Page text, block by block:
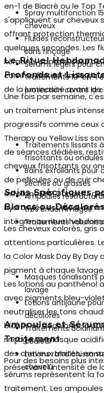
en-1 de Biacrè ou le Top
s'appliquent sur cheveux
offrant protection
quelques secondes. Les
kératine, comme celui de
comme finition finale
de la luminosité avant de
Spray multifonction
cheveux
Fluides
sans rinçage
Sérums légers pour
Traitements 10-en-1
protection contre la
Le Rituel
Profonds et
Une fois par semaine,
un traitement plus
progressifs comme ceux
Therapy ou Yellow Liss
de séances dédiées,
cheveux frisottants ou
de pellicules ou de cuir
exfoliant NHP Dandruff
hydroxylés est idéal
intégrer au rituel
Traitements lissants
frisottants ou ondulés
Bains exfoliants pour
sèches ou grasses
Ampoules
très endommagés
Traitements
Soins Spécifiques
Blancs ou Décolorés
Les cheveux colorés,
attentions particulières.
la Color Mask Day By
pigment à chaque
Les lotions au panthénol
avec pigments bleu-
neutraliser les tons
blancs et décolorés, à
rinçage. Le masque
des cheveux traités, en
préservant l'intensité de
Masques tonalisants
lavage
Lotions antijaune
décolorés
Traitements
couleur
Lotions
chevelu
Ampoules et
Traitement
Pour des besoins plus
sérums représentent la
traitement. Les